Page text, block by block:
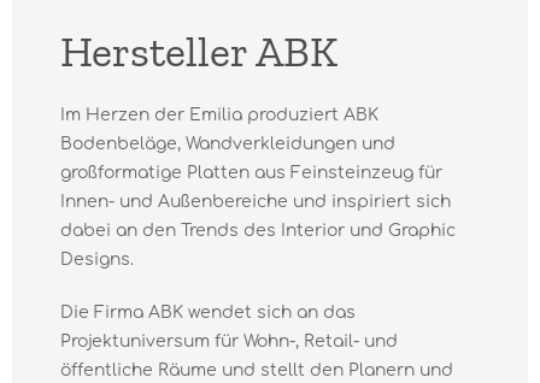
Hersteller ABK
Im Herzen der Emilia produziert ABK
Bodenbeläge, Wandverkleidungen und
großformatige Platten aus Feinsteinzeug für
Innen- und Außenbereiche und inspiriert sich
dabei an den Trends des Interior und Graphic
Designs.
Die Firma ABK wendet sich an das
Projektuniversum für Wohn-, Retail- und
öffentliche Räume und stellt den Planern und